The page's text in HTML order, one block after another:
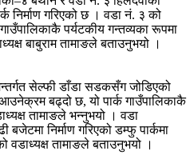
निर्माण गरिएको छ । वडा नं. ३ को
पर्यटकीय गन्तव्यका रूपमा
बाबुराम तामाङले बताउनुभयो ।
सेल्फी डाँडा सडकसँग जोडिएको
बढ्दो छ, यो पार्क गाउँपालिकाकै
तामाङले भन्नुभयो । वडा
बजेटमा निर्माण गरिएको डम्फु पार्कमा
तामाङले बताउनुभयो ।